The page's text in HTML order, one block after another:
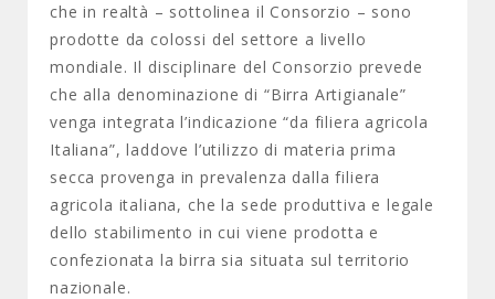
che in realtà – sottolinea il Consorzio – sono
prodotte da colossi del settore a livello
mondiale. Il disciplinare del Consorzio prevede
che alla denominazione di “Birra Artigianale”
venga integrata l’indicazione “da filiera agricola
Italiana”, laddove l’utilizzo di materia prima
secca provenga in prevalenza dalla filiera
agricola italiana, che la sede produttiva e legale
dello stabilimento in cui viene prodotta e
confezionata la birra sia situata sul territorio
nazionale.